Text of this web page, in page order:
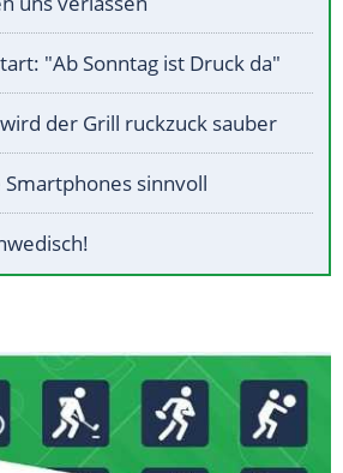
"Ab Sonntag ist Druck da"
der Grill ruckzuck sauber
sinnvoll